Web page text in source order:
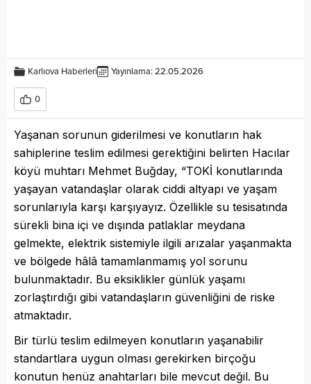
Karlıova Haberleri Yayınlama: 22.05.2026
0
Yaşanan sorunun giderilmesi ve konutların hak
sahiplerine teslim edilmesi gerektiğini belirten Hacılar
köyü muhtarı Mehmet Buğday, “TOKİ konutlarında
yaşayan vatandaşlar olarak ciddi altyapı ve yaşam
sorunlarıyla karşı karşıyayız. Özellikle su tesisatında
sürekli bina içi ve dışında patlaklar meydana
gelmekte, elektrik sistemiyle ilgili arızalar yaşanmakta
ve bölgede hâlâ tamamlanmamış yol sorunu
bulunmaktadır. Bu eksiklikler günlük yaşamı
zorlaştırdığı gibi vatandaşların güvenliğini de riske
atmaktadır.
Bir türlü teslim edilmeyen konutların yaşanabilir
standartlara uygun olması gerekirken birçoğu
konutun henüz anahtarları bile mevcut değil. Bu